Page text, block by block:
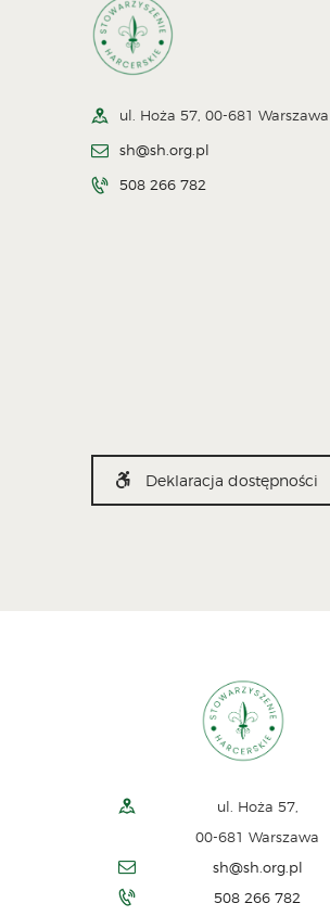
ul. Hoża 57, 00-681 Warszawa
sh@sh.org.pl
508 266 782
Deklaracja dostępności
ul. Hoża 57,
00-681 Warszawa
sh@sh.org.pl
508 266 782